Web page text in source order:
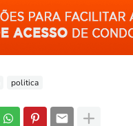
politica